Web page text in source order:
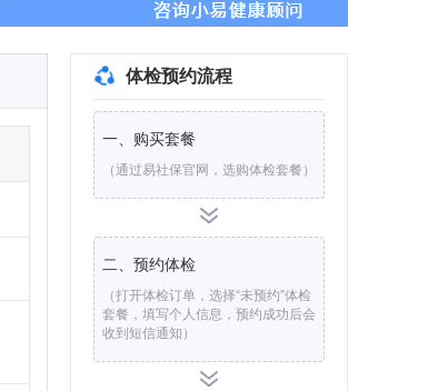
体检预约流程
一、购买套餐
（通过易社保官网，选购体检套餐）
二、预约体检
（打开体检订单，选择“未预约”体检
套餐，填写个人信息，预约成功后会
收到短信通知）